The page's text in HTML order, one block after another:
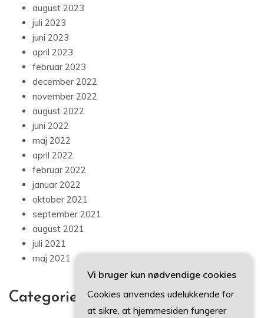
august 2023
juli 2023
juni 2023
april 2023
februar 2023
december 2022
november 2022
august 2022
juni 2022
maj 2022
april 2022
februar 2022
januar 2022
oktober 2021
september 2021
august 2021
juli 2021
maj 2021
Categories
Vi bruger kun nødvendige cookies
Cookies anvendes udelukkende for
at sikre, at hjemmesiden fungerer